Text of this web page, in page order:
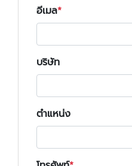
อีเมล
บริษัท
ตำแหน่ง